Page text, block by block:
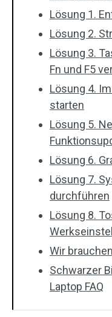
Lösung 1.
Lösung 2.
Lösung 3.
Fn und F5
Lösung 4.
starten
Lösung 5.
Lösung 6.
Lösung 7.
durchführen
Lösung 8.
Wir
Schwarzer
Laptop FAQ